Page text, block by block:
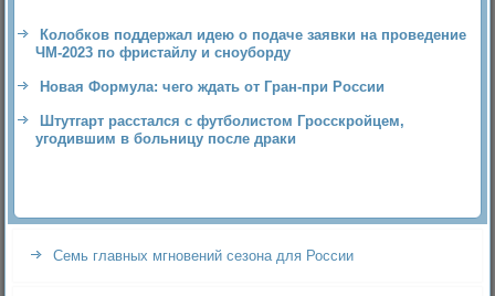
Колобков поддержал идею о подаче заявки на проведение
ЧМ-2023 по фристайлу и сноуборду
Новая Формула: чего ждать от Гран-при России
Штутгарт расстался с футболистом Гросскройцем,
угодившим в больницу после драки
Семь главных мгновений сезона для России